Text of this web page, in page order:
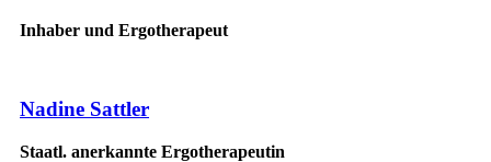
Inhaber und Ergotherapeut
Nadine Sattler
Staatl. anerkannte Ergotherapeutin